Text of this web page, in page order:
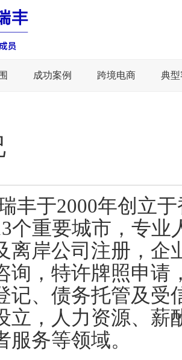
成功案例 跨境电商 典
丰于2000年创立
个重要城市，专业
离岸公司注册，企
询，特许牌照申请
记、债务托管及受
立，人力资源、薪
服务等领域。